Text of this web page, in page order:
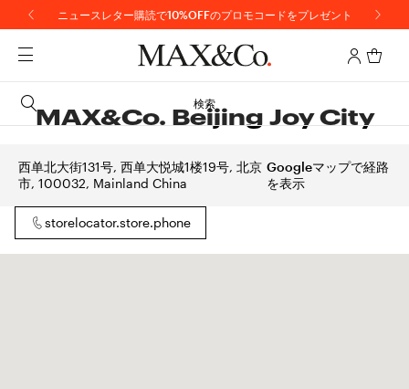
ニュースレター購読で10%OFFのプロモコードをプレゼント
検索
MAX&Co. Beijing Joy City
西单北大街131号, 西单大悦城1楼19号, 北京
市, 100032, Mainland China
Googleマップで経路
を表示
storelocator.store.phone